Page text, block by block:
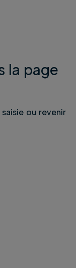
la page
ou revenir